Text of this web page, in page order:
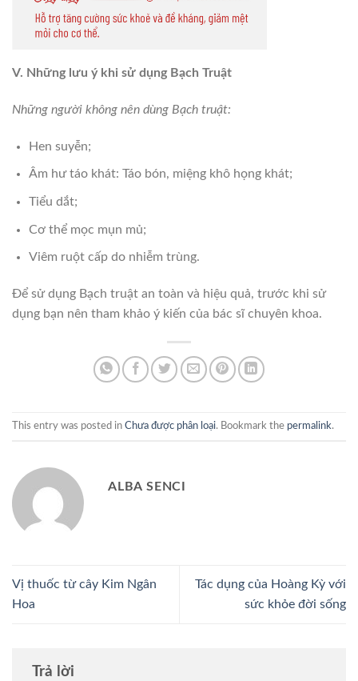
V. Những lưu ý khi sử dụng Bạch Truật
Những người không nên dùng Bạch truật:
Hen suyễn;
Âm hư táo khát: Táo bón, miệng khô họng khát;
Tiểu dắt;
Cơ thể mọc mụn mủ;
Viêm ruột cấp do nhiễm trùng.
Để sử dụng Bạch truật an toàn và hiệu quả, trước khi sử
dụng bạn nên tham khảo ý kiến của bác sĩ chuyên khoa.
This entry was posted in Chưa được phân loại. Bookmark the permalink.
ALBA SENCI
Vị thuốc từ cây Kim Ngân
Hoa
Tác dụng của Hoàng Kỳ với
sức khỏe đời sống
Trả lời